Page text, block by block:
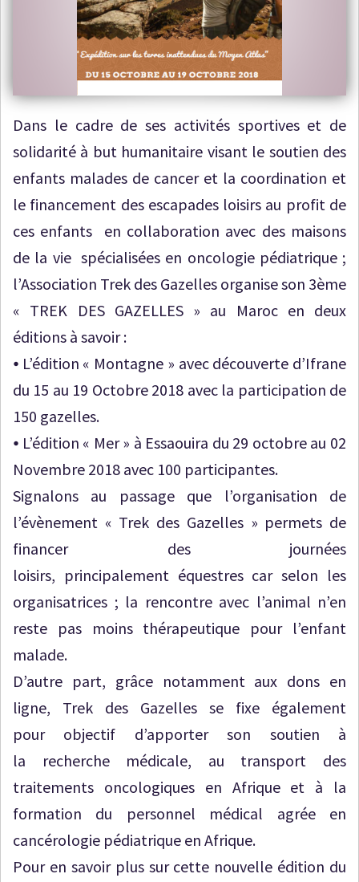
Dans le cadre de ses activités sportives et de
solidarité à but humanitaire visant le soutien des
enfants malades de cancer et la coordination et
le financement des escapades loisirs au profit de
ces enfants en collaboration avec des maisons
de la vie spécialisées en oncologie pédiatrique ;
l’Association Trek des Gazelles organise son 3ème
« TREK DES GAZELLES » au Maroc en deux
éditions à savoir :
⦁ L’édition « Montagne » avec découverte d’Ifrane
du 15 au 19 Octobre 2018 avec la participation de
150 gazelles.
⦁ L’édition « Mer » à Essaouira du 29 octobre au 02
Novembre 2018 avec 100 participantes.
Signalons au passage que l’organisation de
l’évènement « Trek des Gazelles » permets de
financer des journées
loisirs, principalement équestres car selon les
organisatrices ; la rencontre avec l’animal n’en
reste pas moins thérapeutique pour l’enfant
malade.
D’autre part, grâce notamment aux dons en
ligne, Trek des Gazelles se fixe également
pour objectif d’apporter son soutien à
la recherche médicale, au transport des
traitements oncologiques en Afrique et à la
formation du personnel médical agrée en
cancérologie pédiatrique en Afrique.
Pour en savoir plus sur cette nouvelle édition du